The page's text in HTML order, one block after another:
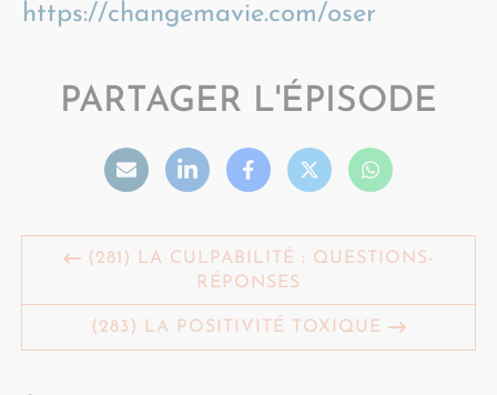
https://changemavie.com/oser
PARTAGER L'ÉPISODE
(281) LA CULPABILITÉ : QUESTIONS-
RÉPONSES
(283) LA POSITIVITÉ TOXIQUE